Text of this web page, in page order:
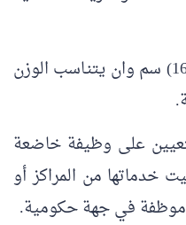
وألا يقل طول المتقدمة عن (160) سم وان يتنـاسب الوزن
على وظيفة خاضعة
خدماتها من المراكز أو
موظفة في جهة حكومية.